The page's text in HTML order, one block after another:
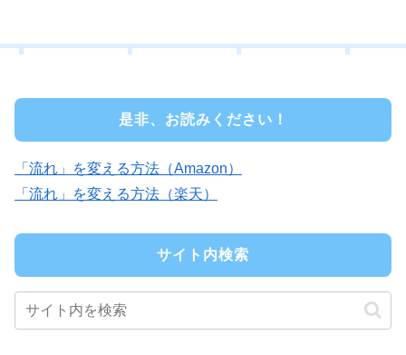
是非、お読みください！
「流れ」を変える方法（Amazon）
「流れ」を変える方法（楽天）
サイト内検索